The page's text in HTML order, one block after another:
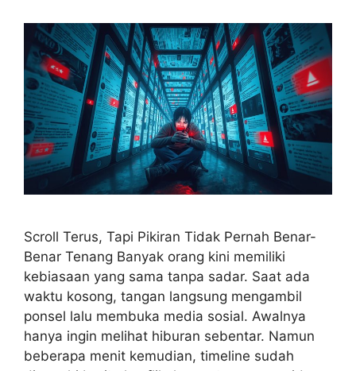
Scroll Terus, Tapi Pikiran Tidak Pernah Benar-
Benar Tenang Banyak orang kini memiliki
kebiasaan yang sama tanpa sadar. Saat ada
waktu kosong, tangan langsung mengambil
ponsel lalu membuka media sosial. Awalnya
hanya ingin melihat hiburan sebentar. Namun
beberapa menit kemudian, timeline sudah